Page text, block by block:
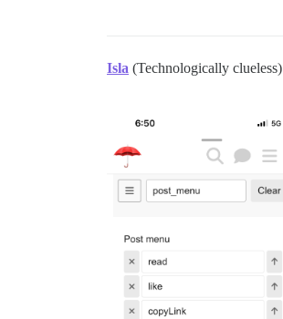
Isla (Technologically clueless)